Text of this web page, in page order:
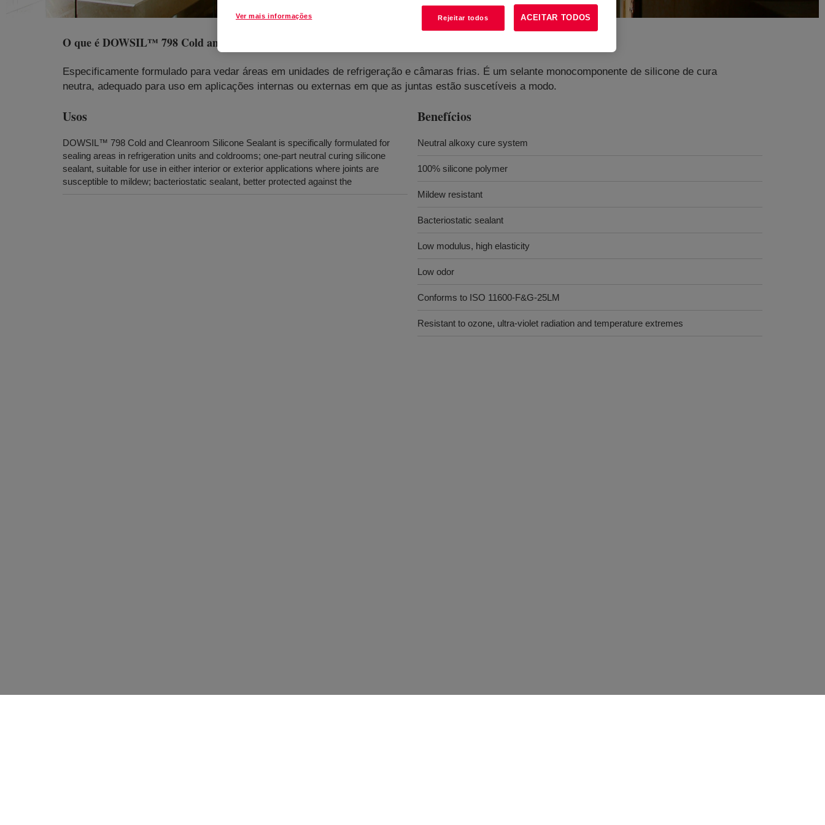
O que éDOWSIL™ 798 Cold and Clean Room Silicone
Especificamente formulado para vedar áreas em unidades de refrigeração e câmaras frias. É um selante monocomponente de silicone de cura
neutra, adequado para uso em aplicações internas ou externas em que as juntas estão suscetíveis a modo.
Usos
DOWSIL™ 798 Cold and Cleanroom Silicone Sealant is specifically formulated for
sealing areas in refrigeration units and coldrooms; one-part neutral curing silicone
sealant, suitable for use in either interior or exterior applications where joints are
susceptible to mildew; bacteriostatic sealant, better protected against the
Benefícios
Neutral alkoxy cure system
100% silicone polymer
Mildew resistant
Bacteriostatic sealant
Low modulus, high elasticity
Low odor
Conforms to ISO 11600-F&G-25LM
Resistant to ozone, ultra-violet radiation and temperature extremes
Ver mais informações Rejeitar todos ACEITAR TODOS